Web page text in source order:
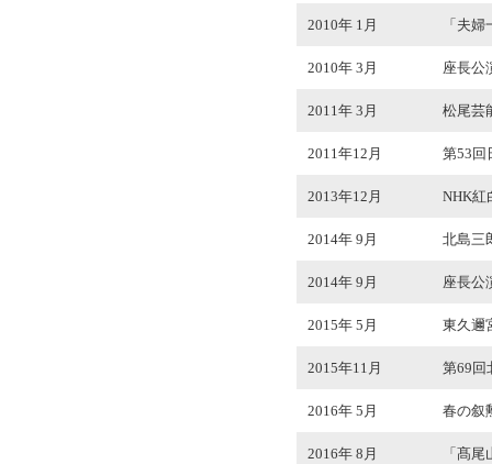
2010年 1月 「夫
2010年 3月 座長公
2011年 3月 松尾芸
2011年12月 第53回
2013年12月 NHK紅
2014年 9月 北島三
2014年 9月 座長公
2015年 5月 東久邇
2015年11月 第69回
2016年 5月 春の叙
2016年 8月 「髙